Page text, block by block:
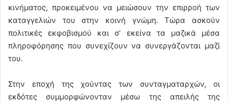
κινήματος, προκειμένου να μειώσουν την επιρροή των
καταγγελιών του στην κοινή γνώμη. Τώρα ασκούν
πολιτικές εκφοβισμού και σ’ εκείνα τα μαζικά μέσα
πληροφόρησης που συνεχίζουν να συνεργάζονται μαζί
του.
Στην εποχή της χούντας των συνταγματαρχών, οι
εκδότες συμμορφώνονταν μέσω της απειλής της